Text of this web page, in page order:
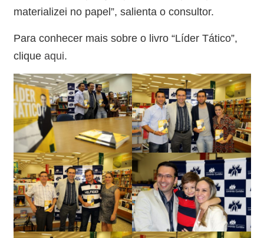
materializei no papel”, salienta o consultor.
Para conhecer mais sobre o livro “Líder Tático”,
clique aqui.